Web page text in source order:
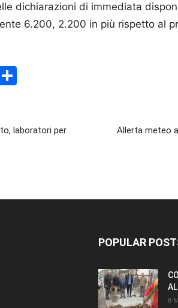
dichiarazioni di immediata
6.200, 2.200 in più rispetto al
laboratori per
Allerta meteo
POPULAR
8